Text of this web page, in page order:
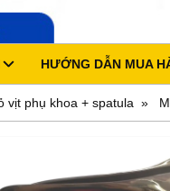
HƯỚNG DẪN MUA
vịt phụ khoa + spatula